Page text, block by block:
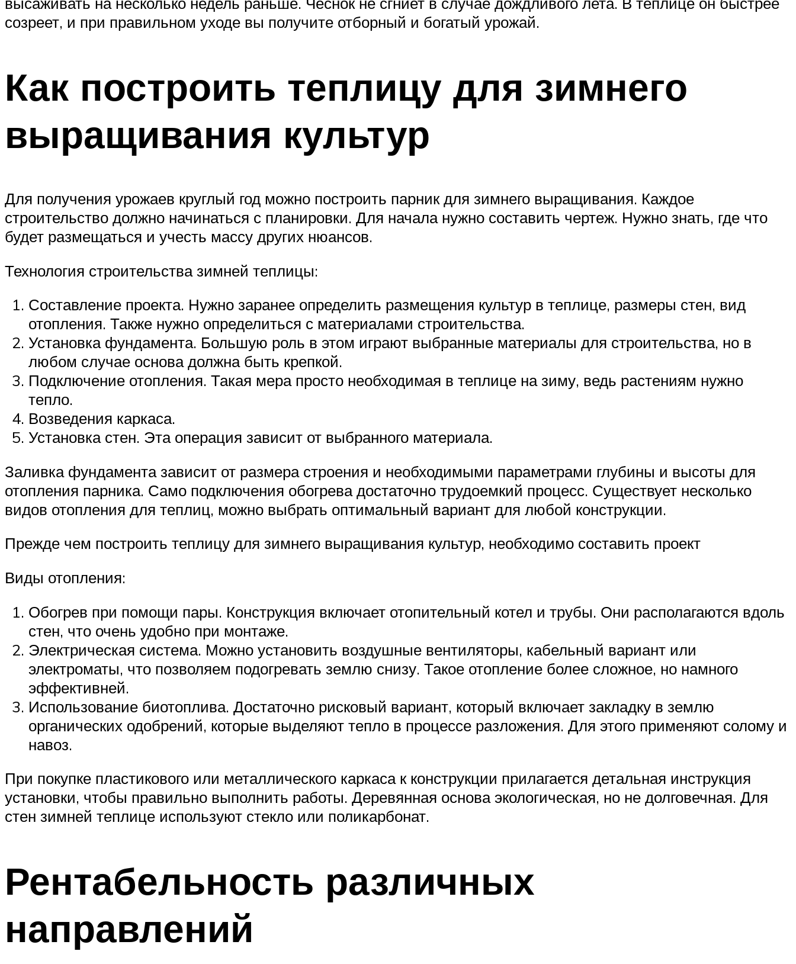
созреет, и при правильном уходе вы получите отборный и богатый урожай.
Как построить теплицу для зимнего
выращивания культур
Для получения урожаев круглый год можно построить парник для зимнего выращивания. Каждое
строительство должно начинаться с планировки. Для начала нужно составить чертеж. Нужно знать, где что
будет размещаться и учесть массу других нюансов.
Технология строительства зимней теплицы:
Составление проекта. Нужно заранее определить размещения культур в теплице, размеры стен, вид
отопления. Также нужно определиться с материалами строительства.
Установка фундамента. Большую роль в этом играют выбранные материалы для строительства, но в
любом случае основа должна быть крепкой.
Подключение отопления. Такая мера просто необходимая в теплице на зиму, ведь растениям нужно
тепло.
Возведения каркаса.
Установка стен. Эта операция зависит от выбранного материала.
Заливка фундамента зависит от размера строения и необходимыми параметрами глубины и высоты для
отопления парника. Само подключения обогрева достаточно трудоемкий процесс. Существует несколько
видов отопления для теплиц, можно выбрать оптимальный вариант для любой конструкции.
Прежде чем построить теплицу для зимнего выращивания культур, необходимо составить проект
Виды отопления:
Обогрев при помощи пары. Конструкция включает отопительный котел и трубы. Они располагаются вдоль
стен, что очень удобно при монтаже.
Электрическая система. Можно установить воздушные вентиляторы, кабельный вариант или
электроматы, что позволяем подогревать землю снизу. Такое отопление более сложное, но намного
эффективней.
Использование биотоплива. Достаточно рисковый вариант, который включает закладку в землю
органических одобрений, которые выделяют тепло в процессе разложения. Для этого применяют солому и
навоз.
При покупке пластикового или металлического каркаса к конструкции прилагается детальная инструкция
установки, чтобы правильно выполнить работы. Деревянная основа экологическая, но не долговечная. Для
стен зимней теплице используют стекло или поликарбонат.
Рентабельность различных
направлений